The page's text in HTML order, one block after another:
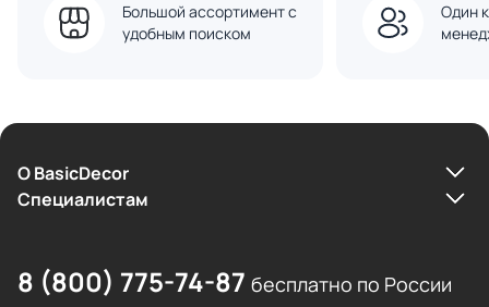
Большой ассортимент с
удобным поиском
Один
О BasicDecor
Cпециалистам
8 (800) 775-74-87 бесплатно по России